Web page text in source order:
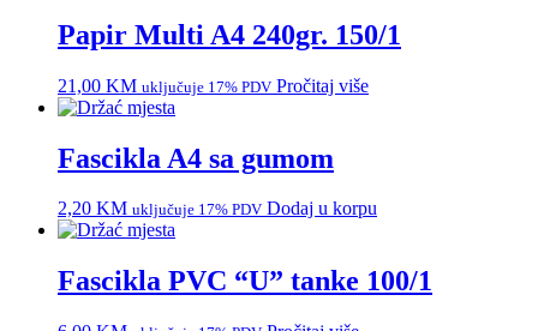
Papir Multi A4 240gr. 150/1
21,00 KM uključuje 17% PDV Pročitaj više
Fascikla A4 sa gumom
2,20 KM uključuje 17% PDV Dodaj u korpu
Fascikla PVC “U” tanke 100/1